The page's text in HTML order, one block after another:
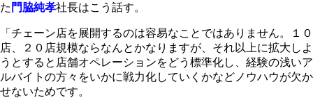
た 門脇純孝社長はこう話す。
「チェーン店を展開するのは容易なことではありません。１０
店、２０店規模ならなんとかなりますが、それ以上に拡大しよ
うとすると店舗オペレーションをどう標準化し、経験の浅いア
ルバイトの方々をいかに戦力化していくかなどノウハウが欠か
せないためです。